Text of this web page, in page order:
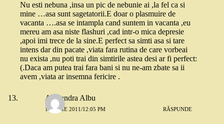
Nu esti nebuna ,insa un pic de nebunie ai ,la fel ca si
mine …asa sunt sagetatorii.E doar o plasmuire de
vacanta ….asa se intampla cand suntem in vacanta ,eu
mereu am asa niste flashuri ,cad intr-o mica depresie
,apoi imi trece de la sine.E perfect sa simti asa si tare
intens dar din pacate ,viata fara rutina de care vorbeai
nu exista ,nu poti trai din simtirile astea desi ar fi perfect:
(.Daca am putea trai fara bani si nu ne-am zbate sa ii
avem ,viata ar insemna fericire .
Alexandra Albu
19 IULIE 2011/12:05 PM RĂSPUNDE